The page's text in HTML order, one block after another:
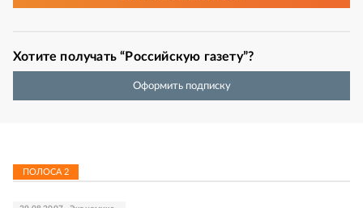
Хотите получать “Российскую газету”?
Оформить подписку
ПОЛОСА 2